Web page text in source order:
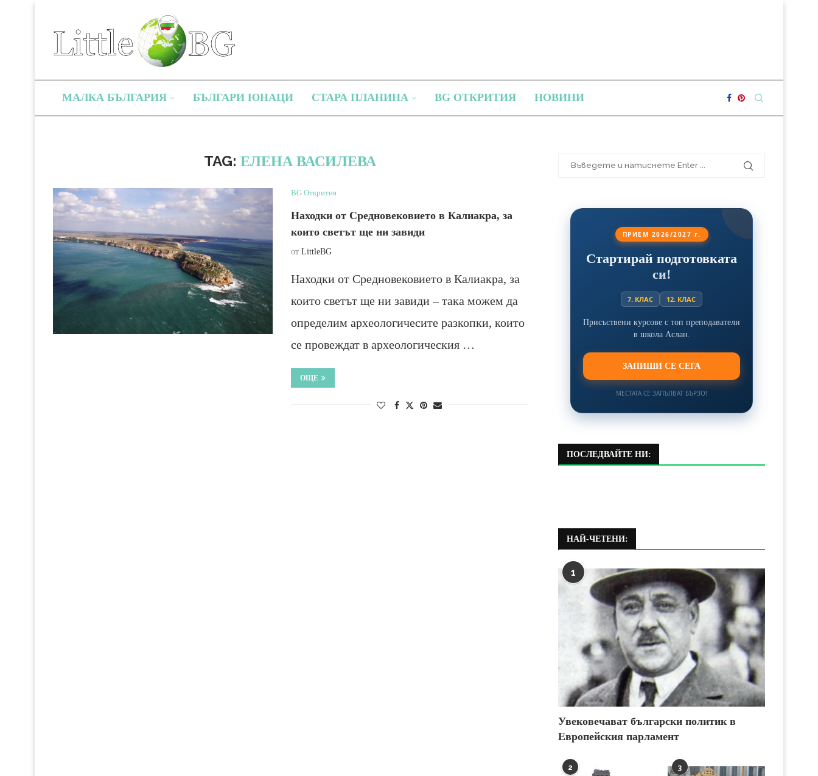
МАЛКА БЪЛГАРИЯ БЪЛГАРИ ЮНАЦИ СТАРА ПЛАНИНА BG ОТКРИТИЯ НОВИНИ
TAG:ЕЛЕНА ВАСИЛЕВА
BG Открития
Находки от Средновековието в Калиакра, за
които светът ще ни завиди
от LittleBG
Находки от Средновековието в Калиакра, за
които светът ще ни завиди – така можем да
определим археологичесите разкопки, които
се провеждат в археологическия …
ОЩЕ
ПРИЕМ 2026/2027 г.
Стартирай подготовката
си!
7. КЛАС 12. КЛАС
Присъствени курсове с топ преподаватели
в школа Аслан.
ЗАПИШИ СЕ СЕГА
МЕСТАТА СЕ ЗАПЪЛВАТ БЪРЗО!
ПОСЛЕДВАЙТЕ НИ:
НАЙ-ЧЕТЕНИ:
1
Увековечават български политик в
Европейския парламент
2 3